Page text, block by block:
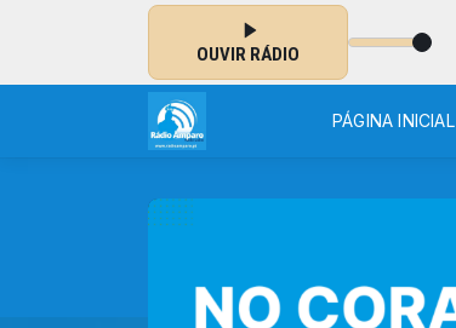
OUVIR RÁDIO
PÁGINA INICIAL